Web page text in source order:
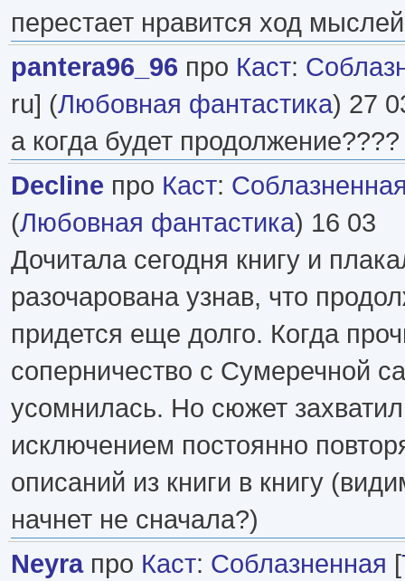
перестает нравится ход
pantera96_96 про Каст:
ru] (Любовная фантастика) 27
а когда будет продолжение????
Decline про Каст:
(Любовная фантастика) 16 03
Дочитала сегодня книгу и
разочарована узнав, что
придется еще долго. Когда
соперничество с Сумеречной
усомнилась. Но сюжет
исключением постоянно
описаний из книги в книгу
начнет не сначала?)
Neyraпро Каст: Соблазненная [